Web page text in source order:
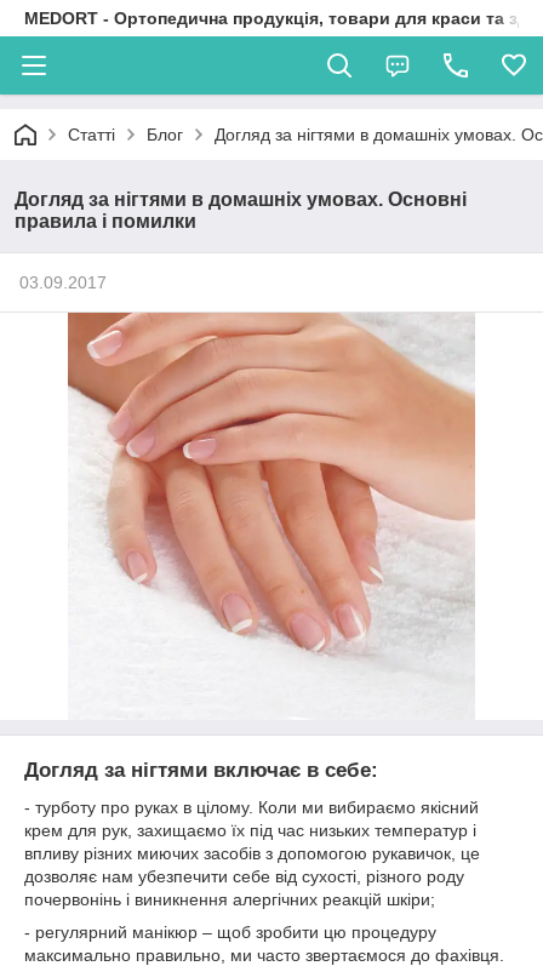
MEDORT - Ортопедична продукція, товари для краси та
Статті Блог Догляд за нігтями в домашніх умовах.
Догляд за нігтями в домашніх умовах. Основні
правила і помилки
03.09.2017
Догляд за нігтями включає в себе:
- турботу про руках в цілому. Коли ми вибираємо якісний
крем для рук, захищаємо їх під час низьких температур і
впливу різних миючих засобів з допомогою рукавичок, це
дозволяє нам убезпечити себе від сухості, різного роду
почервонінь і виникнення алергічних реакцій шкіри;
- регулярний манікюр – щоб зробити цю процедуру
максимально правильно, ми часто звертаємося до фахівця.